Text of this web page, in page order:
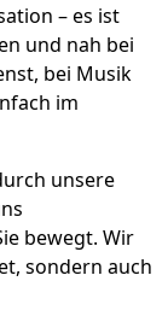
– es ist
und nah bei
bei Musik
im
unsere
bewegt. Wir
sondern auch